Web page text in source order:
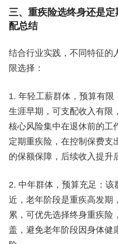
三、重疾险选终身还是
配总结
结合行业实践，不同特征的
限选择：
1. 年轻工薪群体，预算有限
生涯早期，可支配收入有限
核心风险集中在退休前的工
定期重疾险，在控制保费支
的保额保障，后续收入提升
2. 中年群体，预算充足：该
近，老年阶段是重疾高发期
累，可优先选择终身重疾险
盖，避免老年阶段因身体健